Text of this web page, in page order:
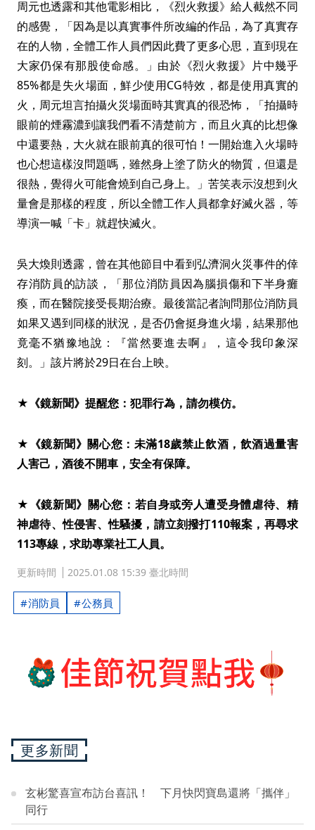
周元也透露和其他電影相比，《烈火救援》給人截然不同
的感覺，「因為是以真實事件所改編的作品，為了真實存
在的人物，全體工作人員們因此費了更多心思，直到現在
大家仍保有那股使命感。」由於《烈火救援》片中幾乎
85%都是失火場面，鮮少使用CG特效，都是使用真實的
火，周元坦言拍攝火災場面時其實真的很恐怖，「拍攝時
眼前的煙霧濃到讓我們看不清楚前方，而且火真的比想像
中還要熱，大火就在眼前真的很可怕！一開始進入火場時
也心想這樣沒問題嗎，雖然身上塗了防火的物質，但還是
很熱，覺得火可能會燒到自己身上。」苦笑表示沒想到火
量會是那樣的程度，所以全體工作人員都拿好滅火器，等
導演一喊「卡」就趕快滅火。
吳大煥則透露，曾在其他節目中看到弘濟洞火災事件的倖
存消防員的訪談，「那位消防員因為腦損傷和下半身癱
瘓，而在醫院接受長期治療。最後當記者詢問那位消防員
如果又遇到同樣的狀況，是否仍會挺身進火場，結果那他
竟毫不猶豫地說：『當然要進去啊』，這令我印象深
刻。」該片將於29日在台上映。
★《鏡新聞》提醒您：犯罪行為，請勿模仿。
★《鏡新聞》關心您：未滿18歲禁止飲酒，飲酒過量害
人害己，酒後不開車，安全有保障。
★《鏡新聞》關心您：若自身或旁人遭受身體虐待、精
神虐待、性侵害、性騷擾，請立刻撥打110報案，再尋求
113專線，求助專業社工人員。
更新時間 2025.01.08 15:39 臺北時間
消防員 公務員
更多新聞
玄彬驚喜宣布訪台喜訊！ 下月快閃寶島還將「攜伴」
同行